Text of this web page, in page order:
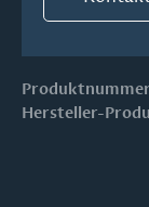
Hersteller-